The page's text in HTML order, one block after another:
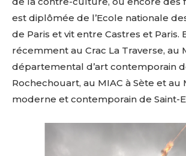
est diplômée de l’Ecole nationale
de Paris et vit entre Castres et Paris.
récemment au Crac La Traverse, au
départemental d’art contemporain
Rochechouart, au MIAC à Sète et au
moderne et contemporain de Saint-